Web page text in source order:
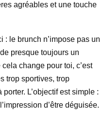
agréables et une touche
: le brunch n’impose pas un
presque toujours un
change pour toi, c’est
trop sportives, trop
L’objectif est simple :
d’être déguisée.